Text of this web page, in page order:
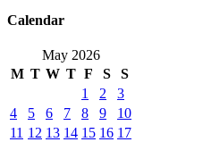
Calendar
May 2026
M T W T F S
S
1
2
3
4
5 6 7 8 9
10
11 12 13 14 15 16 17